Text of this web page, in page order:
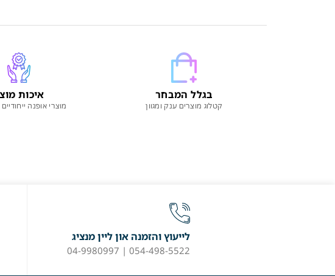
בגלל המבחר
קטלוג מוצרים ענק ומגוון
איכות
מוצרי אופנה ייחודיים
לייעוץ והזמנה און ליין מנציג
054-498-5522 | 04-9980997